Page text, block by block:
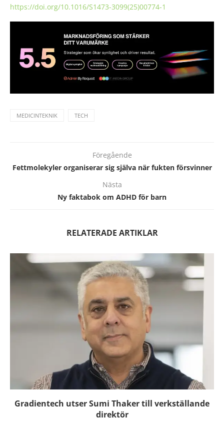
https://doi.org/10.1016/S1473-3099(25)00774-1
MEDICINTEKNIK TECH
Föregående
Fettmolekyler organiserar sig själva när fukten försvinner
Nästa
Ny faktabok om ADHD för barn
RELATERADE ARTIKLAR
Gradientech utser Sumi Thaker till verkställande
direktör